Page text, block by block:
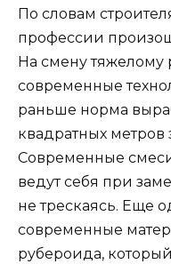
По словам
профессии
На смену
современные
раньше норма
квадратных метров
Современные
ведут себя при
не трескаясь. Еще
современные
рубероида,